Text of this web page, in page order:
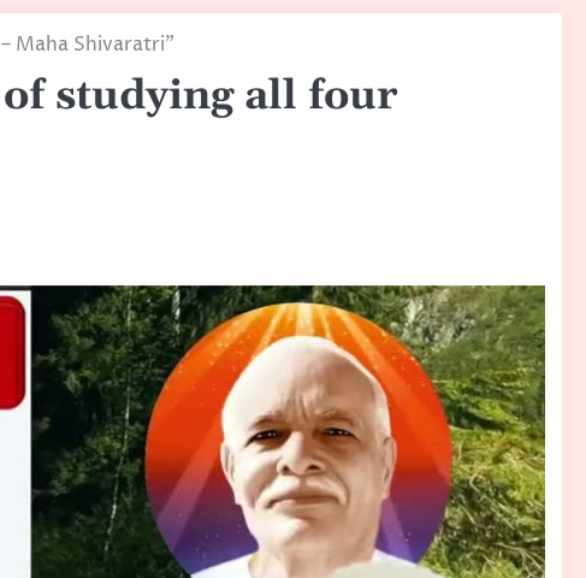
Maha Shivaratri”
studying all four